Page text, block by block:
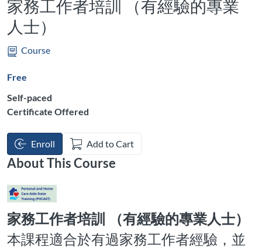
家務工作者培訓 （有經驗的專業
人士）
Course
Free
Self-paced
Certificate Offered
Enroll Add to Cart
About This Course
家務工作者培訓
（有經驗的專業人士）
本課程適合於有過家務工作者經驗，並